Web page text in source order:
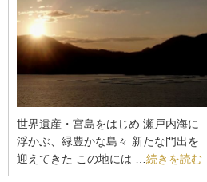
世界遺産・宮島をはじめ 瀬戸内海に
浮かぶ、緑豊かな島々 新たな門出を
迎えてきた この地には … 続きを読む